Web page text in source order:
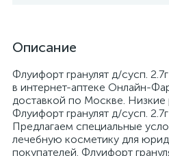
Описание
Флуифорт гранулят д/сусп.
в интернет-аптеке Онлайн-
доставкой по Москве. Низкие
Флуифорт гранулят д/сусп.
Предлагаем специальные
лечебную косметику для
покупателей. Флуифорт